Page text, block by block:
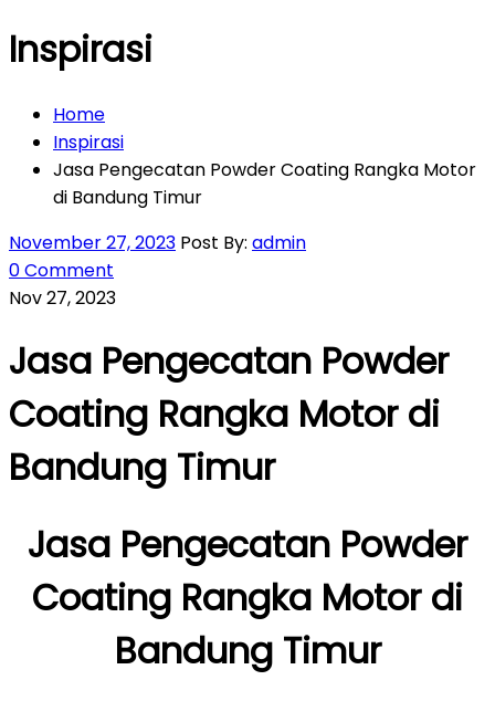
Inspirasi
Home
Inspirasi
Jasa Pengecatan Powder Coating Rangka Motor
di Bandung Timur
November 27, 2023 Post By: admin
0 Comment
Nov 27, 2023
Jasa Pengecatan Powder
Coating Rangka Motor di
Bandung Timur
Jasa Pengecatan Powder
Coating Rangka Motor di
Bandung Timur